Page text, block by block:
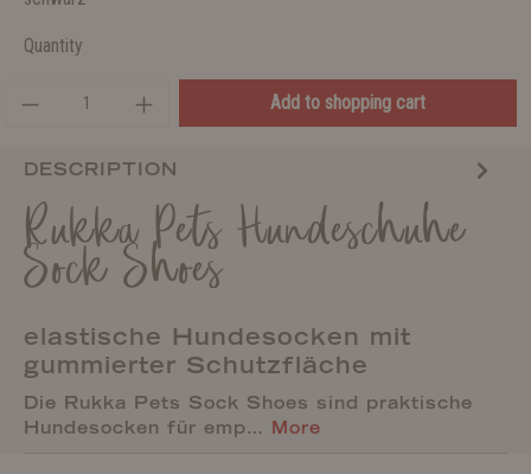
Quantity
Add to shopping cart
DESCRIPTION
Rukka Pets Hundeschuhe
Sock Shoes
elastische Hundesocken mit
gummierter Schutzfläche
Die Rukka Pets Sock Shoes sind praktische
Hundesocken für emp… More